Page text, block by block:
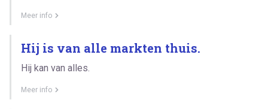
Meer info
Hij is van alle markten thuis.
Hij kan van alles.
Meer info